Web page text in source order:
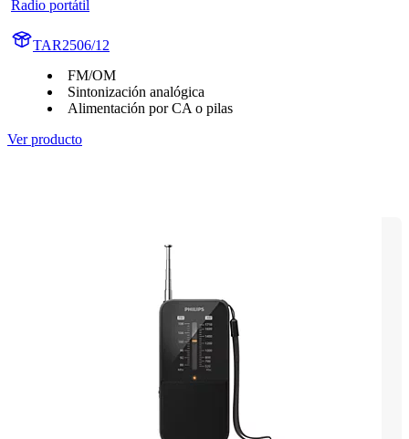
Radio portátil
TAR2506/12
FM/OM
Sintonización analógica
Alimentación por CA o pilas
Ver producto